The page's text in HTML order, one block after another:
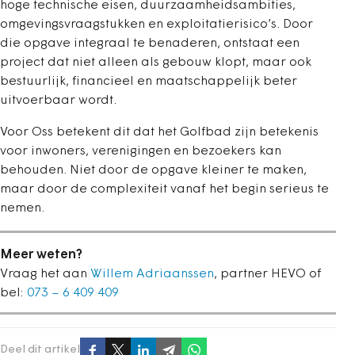
hoge technische eisen, duurzaamheidsambities,
omgevingsvraagstukken en exploitatierisico’s. Door
die opgave integraal te benaderen, ontstaat een
project dat niet alleen als gebouw klopt, maar ook
bestuurlijk, financieel en maatschappelijk beter
uitvoerbaar wordt.
Voor Oss betekent dit dat het Golfbad zijn betekenis
voor inwoners, verenigingen en bezoekers kan
behouden. Niet door de opgave kleiner te maken,
maar door de complexiteit vanaf het begin serieus te
nemen.
Meer weten?
Vraag het aan Willem Adriaanssen, partner HEVO of
bel: 073 – 6 409 409
Deel dit artikel